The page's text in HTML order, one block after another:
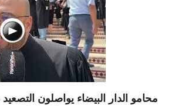
محامو الدار البيضاء يواصلون